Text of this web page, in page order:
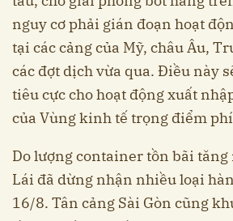
nguy cơ phải gián đoạn hoạt
tại các cảng của Mỹ, châu Âu,
các đợt dịch vừa qua. Điều này
tiêu cực cho hoạt động xuất
của Vùng kinh tế trọng điểm
Do lượng container tồn bãi tăng
Lái đã dừng nhận nhiều loại
16/8. Tân cảng Sài Gòn cũng